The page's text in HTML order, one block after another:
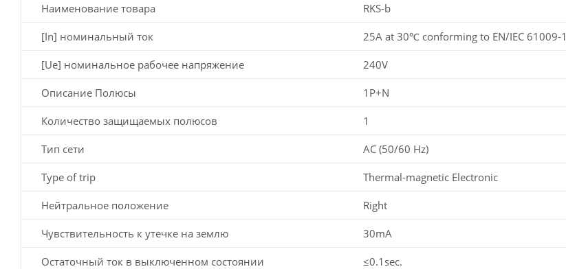
Наименование товара RKS-b
[In] номинальный ток 25A at 30℃ conforming to EN/IEC 61009-1
[Ue] номинальное рабочее напряжение 240V
Описание Полюсы 1P+N
Количество защищаемых полюсов 1
Тип сети AC (50/60 Hz)
Type of trip Thermal-magnetic Electronic
Нейтральное положение Right
Чувствительность к утечке на землю 30mA
Остаточный ток в выключенном состоянии ≤0.1sec.